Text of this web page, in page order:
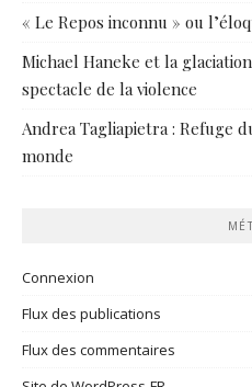
« Le Repos inconnu » ou
Michael Haneke et la
spectacle de la violence
Andrea Tagliapietra : Refuge
monde
Connexion
Flux des publications
Flux des commentaires